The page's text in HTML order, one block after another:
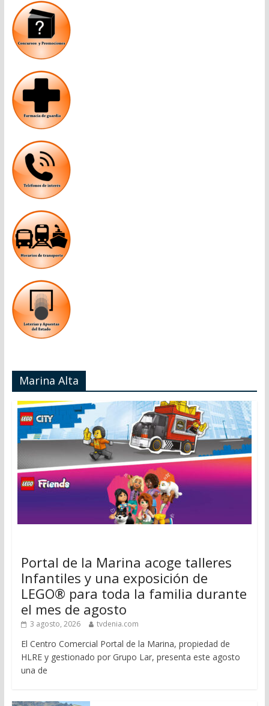
Marina Alta
Portal de la Marina acoge talleres
Infantiles y una exposición de
LEGO® para toda la familia durante
el mes de agosto
3 agosto, 2026 tvdenia.com
El Centro Comercial Portal de la Marina, propiedad de
HLRE y gestionado por Grupo Lar, presenta este agosto
una de